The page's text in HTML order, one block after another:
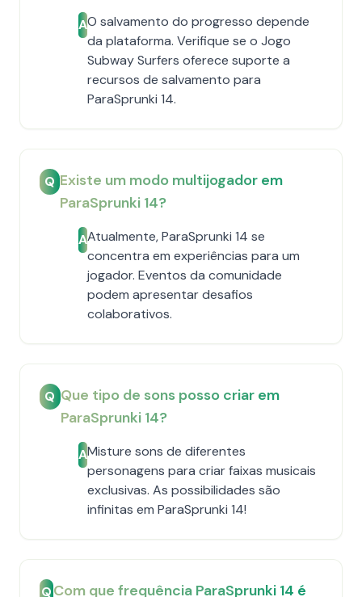
AO salvamento do progresso depende
da plataforma. Verifique se o Jogo
Subway Surfers oferece suporte a
recursos de salvamento para
ParaSprunki 14.
Q Existe um modo multijogador em
ParaSprunki 14?
AAtualmente, ParaSprunki 14 se
concentra em experiências para um
jogador. Eventos da comunidade
podem apresentar desafios
colaborativos.
Q Que tipo de sons posso criar em
ParaSprunki 14?
AMisture sons de diferentes
personagens para criar faixas musicais
exclusivas. As possibilidades são
infinitas em ParaSprunki 14!
QCom que frequência ParaSprunki 14 é